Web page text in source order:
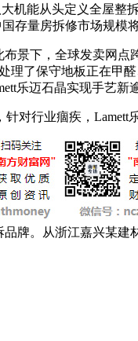
机能从头定义全屋整
存量房拆修市场规模
下，全球发卖网点
理了保守地板正在甲
乐迈石晶实现手艺新
对行业痼疾，Lamett
牌。从浙江嘉兴某